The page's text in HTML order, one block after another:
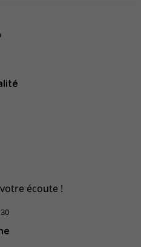
écoute !